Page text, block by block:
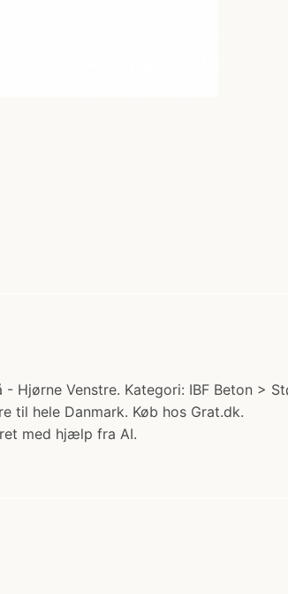
Hjørne Venstre. Kategori: IBF Beton >
til hele Danmark. Køb hos Grat.dk.
med hjælp fra AI.